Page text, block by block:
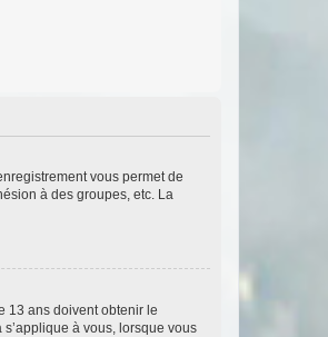
vous permet de
à des groupes, etc. La
13 ans doivent obtenir le
à vous, lorsque vous